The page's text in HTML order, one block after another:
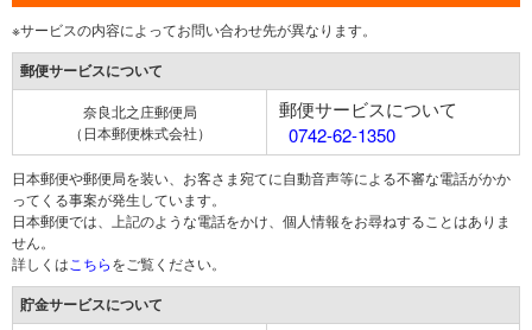
※サービスの内容によってお問い合わせ先が異なります。
郵便サービスについて
奈良北之庄郵便局
（日本郵便株式会社）
郵便サービスについて
0742-62-1350
日本郵便や郵便局を装い、お客さま宛てに自動音声等による不審な電話がかか
ってくる事案が発生しています。
日本郵便では、上記のような電話をかけ、個人情報をお尋ねすることはありま
せん。
詳しくは こちらをご覧ください。
貯金サービスについて